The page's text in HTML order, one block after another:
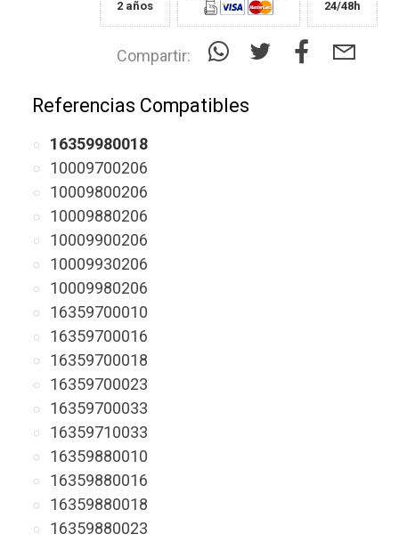
2 años
24/48h
Compartir:
Referencias Compatibles
16359980018
10009700206
10009800206
10009880206
10009900206
10009930206
10009980206
16359700010
16359700016
16359700018
16359700023
16359700033
16359710033
16359880010
16359880016
16359880018
16359880023